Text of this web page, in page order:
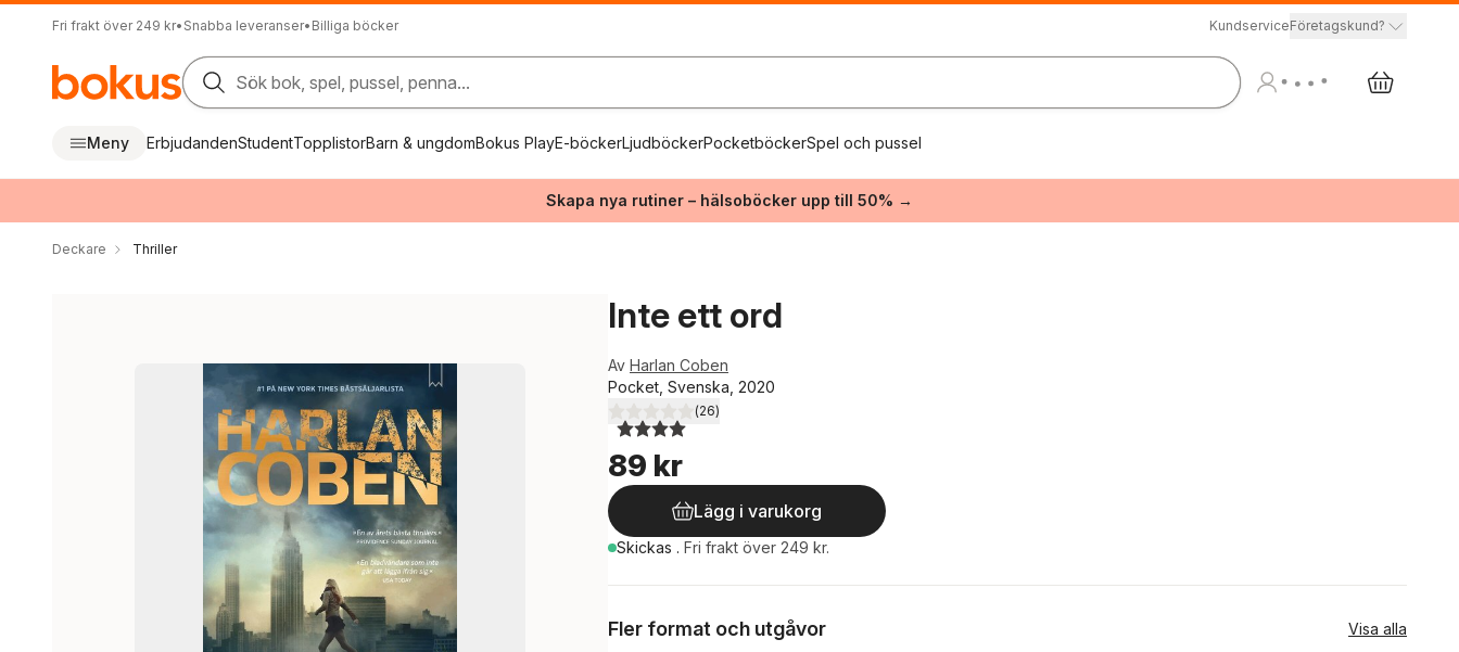
Fri frakt över 249 kr• Snabba leveranser• Billiga böcker KundserviceFöretagskund?
Sök bok, spel, pussel, penna...
Meny ErbjudandenStudentTopplistorBarn & ungdomBokus PlayE-böckerLjudböckerPocketböckerSpel och pussel
Skapa nya rutiner – hälsoböcker upp till 50% →
Deckare Thriller
Inte ett ord
Av Harlan Coben
Pocket, Svenska, 2020
4,0utav 5 stjärnor. Totalt antal röster:
(26)
89 kr
Lägg i varukorg
Skickas . Fri frakt över 249 kr.
Fler format och utgåvor Visa alla